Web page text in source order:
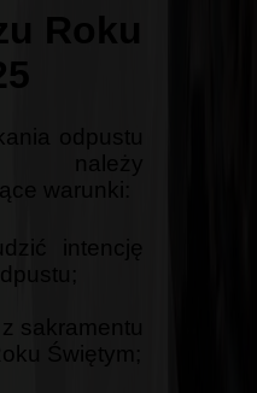
Roku
odpustu
należy
warunki:
intencję
sakramentu
Świętym;